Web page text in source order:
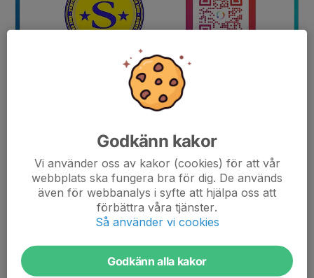
Det går bra att betala med Swish både i Surtes kiosk inne i Ale
Arena och vid entré till Surtes hemmamatcher.
Surtes swishnummer är följande:
Inne i Ale Arena kan det vara dålig täckning men Ales fria wifi
Godkänn kakor
Vi använder oss av kakor (cookies) för att vår
webbplats ska fungera bra för dig. De används
även för webbanalys i syfte att hjälpa oss att
förbättra våra tjänster.
Så använder vi cookies
Godkänn alla kakor